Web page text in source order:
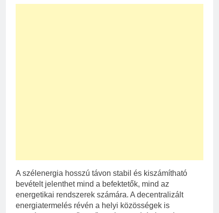
A szélenergia hosszú távon stabil és kiszámítható
bevételt jelenthet mind a befektetők, mind az
energetikai rendszerek számára. A decentralizált
energiatermelés révén a helyi közösségek is